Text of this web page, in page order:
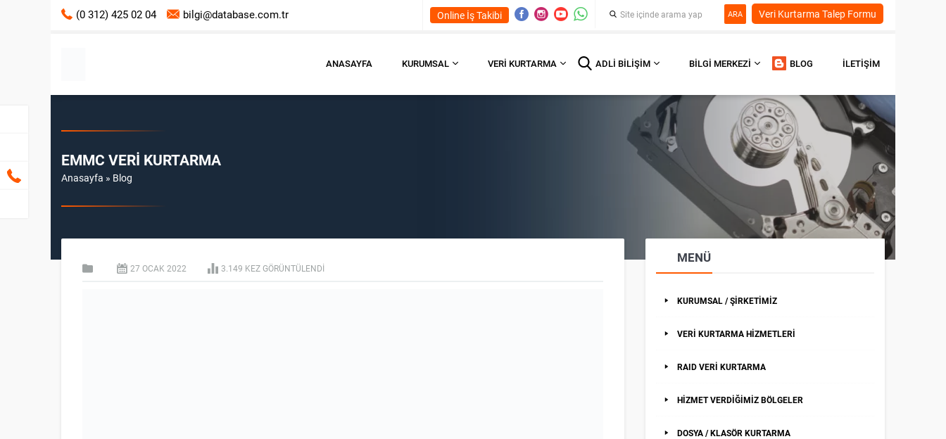
(0 312) 425 02 04 bilgi@database.com.tr Online İş Takibi Veri Kurtarma Talep Formu
ARA
ANASAYFA KURUMSAL VERI KURTARMA ADLI BILIŞIM BILGI MERKEZI BLOG İLETIŞIM
EMMC VERI KURTARMA
Anasayfa » Blog
27 OCAK 2022 3.149 KEZ GÖRÜNTÜLENDI
MENÜ
KURUMSAL / ŞİRKETİMİZ
VERİ KURTARMA HİZMETLERİ
RAID VERİ KURTARMA
HİZMET VERDİĞİMİZ BÖLGELER
DOSYA / KLASÖR KURTARMA